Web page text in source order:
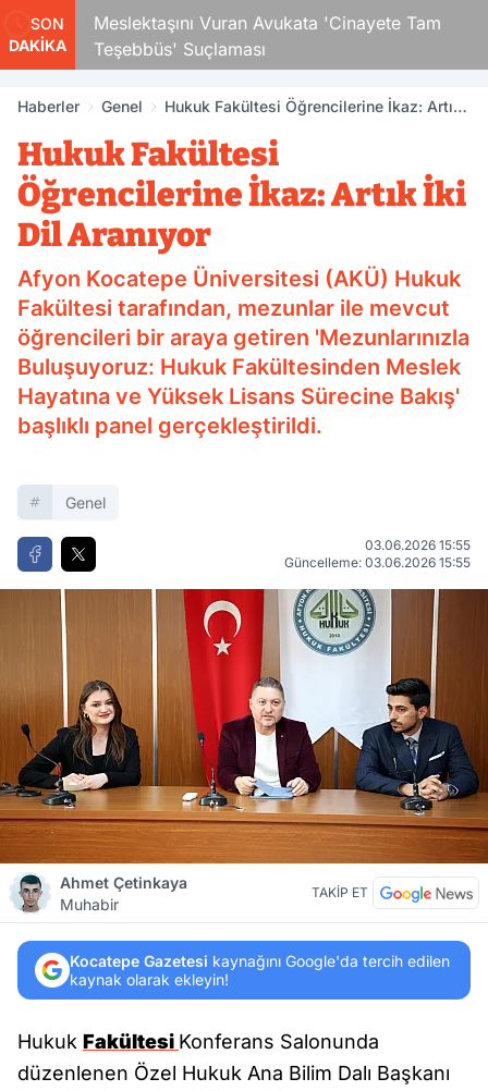
SON
DAKİKA
Meslektaşını Vuran Avukata 'Cinayete Tam
Teşebbüs' Suçlaması
Haberler Genel
Hukuk Fakültesi Öğrencilerine İkaz: Artık
Hukuk Fakültesi
Öğrencilerine İkaz: Artık İki
Dil Aranıyor
Afyon Kocatepe Üniversitesi (AKÜ) Hukuk
Fakültesi tarafından, mezunlar ile mevcut
öğrencileri bir araya getiren 'Mezunlarınızla
Buluşuyoruz: Hukuk Fakültesinden Meslek
Hayatına ve Yüksek Lisans Sürecine Bakış'
başlıklı panel gerçekleştirildi.
Genel
03.06.2026 15:55
Güncelleme: 03.06.2026 15:55
Ahmet Çetinkaya
Muhabir
TAKİP ET
Kocatepe Gazetesi kaynağını Google'da tercih edilen
kaynak olarak ekleyin!
Hukuk Fakültesi Konferans Salonunda
düzenlenen Özel Hukuk Ana Bilim Dalı Başkanı